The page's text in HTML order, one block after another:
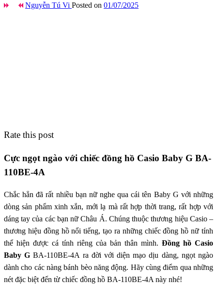
Nguyễn Tú Vi Posted on 01/07/2025
Rate this post
Cực ngọt ngào với chiếc đồng hồ Casio Baby G BA-
110BE-4A
Chắc hẳn đã rất nhiều bạn nữ nghe qua cái tên Baby G với những
dòng sản phẩm xinh xắn, mới lạ mà rất hợp thời trang, rất hợp với
dáng tay của các bạn nữ Châu Á. Chúng thuộc thương hiệu Casio –
thương hiệu đồng hồ nổi tiếng, tạo ra những chiếc đồng hồ nữ tính
thể hiện được cá tính riêng của bản thân mình. Đồng hồ Casio
Baby GBA-110BE-4A ra đời với diện mạo dịu dàng, ngọt ngào
dành cho các nàng bánh bèo năng động. Hãy cùng điểm qua những
nét đặc biệt đến từ chiếc đồng hồ BA-110BE-4A này nhé!